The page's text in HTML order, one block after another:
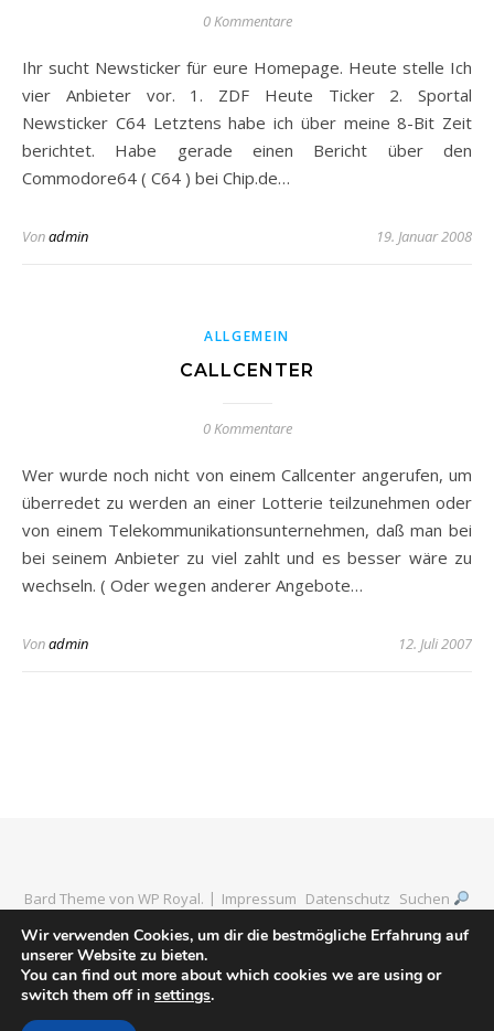
0 Kommentare
Ihr sucht Newsticker für eure Homepage. Heute stelle Ich
vier Anbieter vor. 1. ZDF Heute Ticker 2. Sportal
Newsticker C64 Letztens habe ich über meine 8-Bit Zeit
berichtet. Habe gerade einen Bericht über den
Commodore64 ( C64 ) bei Chip.de…
Vonadmin 19. Januar 2008
ALLGEMEIN
CALLCENTER
0 Kommentare
Wer wurde noch nicht von einem Callcenter angerufen, um
überredet zu werden an einer Lotterie teilzunehmen oder
von einem Telekommunikationsunternehmen, daß man bei
bei seinem Anbieter zu viel zahlt und es besser wäre zu
wechseln. ( Oder wegen anderer Angebote…
Vonadmin 12. Juli 2007
Bard Theme vonWP Royal. Impressum Datenschutz Suchen
ZURÜCK NACH OBEN
Wir verwenden Cookies, um dir die bestmögliche Erfahrung auf
unserer Website zu bieten.
You can find out more about which cookies we are using or
switch them off in settings.